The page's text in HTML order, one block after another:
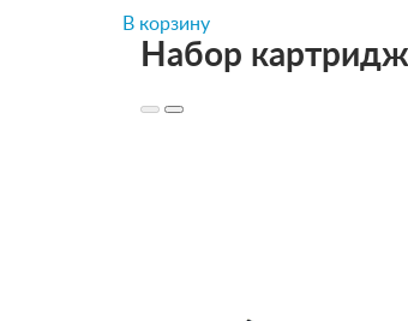
В корзину
Набор